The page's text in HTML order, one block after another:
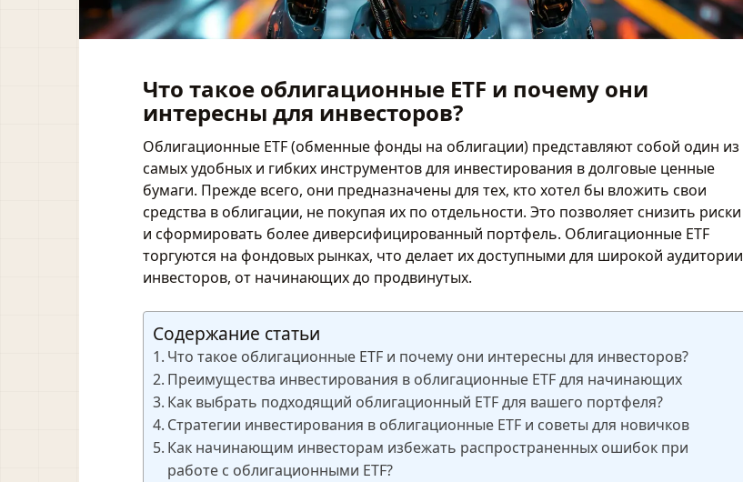
Что такое облигационные ETF и почему они
интересны для инвесторов?
Облигационные ETF (обменные фонды на облигации) представляют собой один из
самых удобных и гибких инструментов для инвестирования в долговые ценные
бумаги. Прежде всего, они предназначены для тех, кто хотел бы вложить свои
средства в облигации, не покупая их по отдельности. Это позволяет снизить риски
и сформировать более диверсифицированный портфель. Облигационные ETF
торгуются на фондовых рынках, что делает их доступными для широкой аудитории
инвесторов, от начинающих до продвинутых.
Содержание статьи
Что такое облигационные ETF и почему они интересны для инвесторов?
Преимущества инвестирования в облигационные ETF для начинающих
Как выбрать подходящий облигационный ETF для вашего портфеля?
Стратегии инвестирования в облигационные ETF и советы для новичков
Как начинающим инвесторам избежать распространенных ошибок при
работе с облигационными ETF?